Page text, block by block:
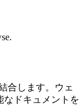
合します。ウェ
なドキュメントを